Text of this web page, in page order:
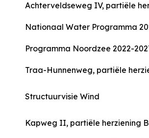
Achterveldseweg IV, partiële
Nationaal Water Programma
Programma Noordzee 2022-
Traa-Hunnenweg, partiële
Structuurvisie Wind
Kapweg II, partiële herziening